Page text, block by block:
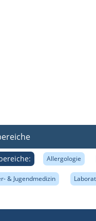
Allergologie
& Jugendmedizin